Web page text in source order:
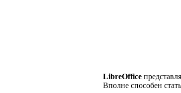
LibreOffice
Вполне способен